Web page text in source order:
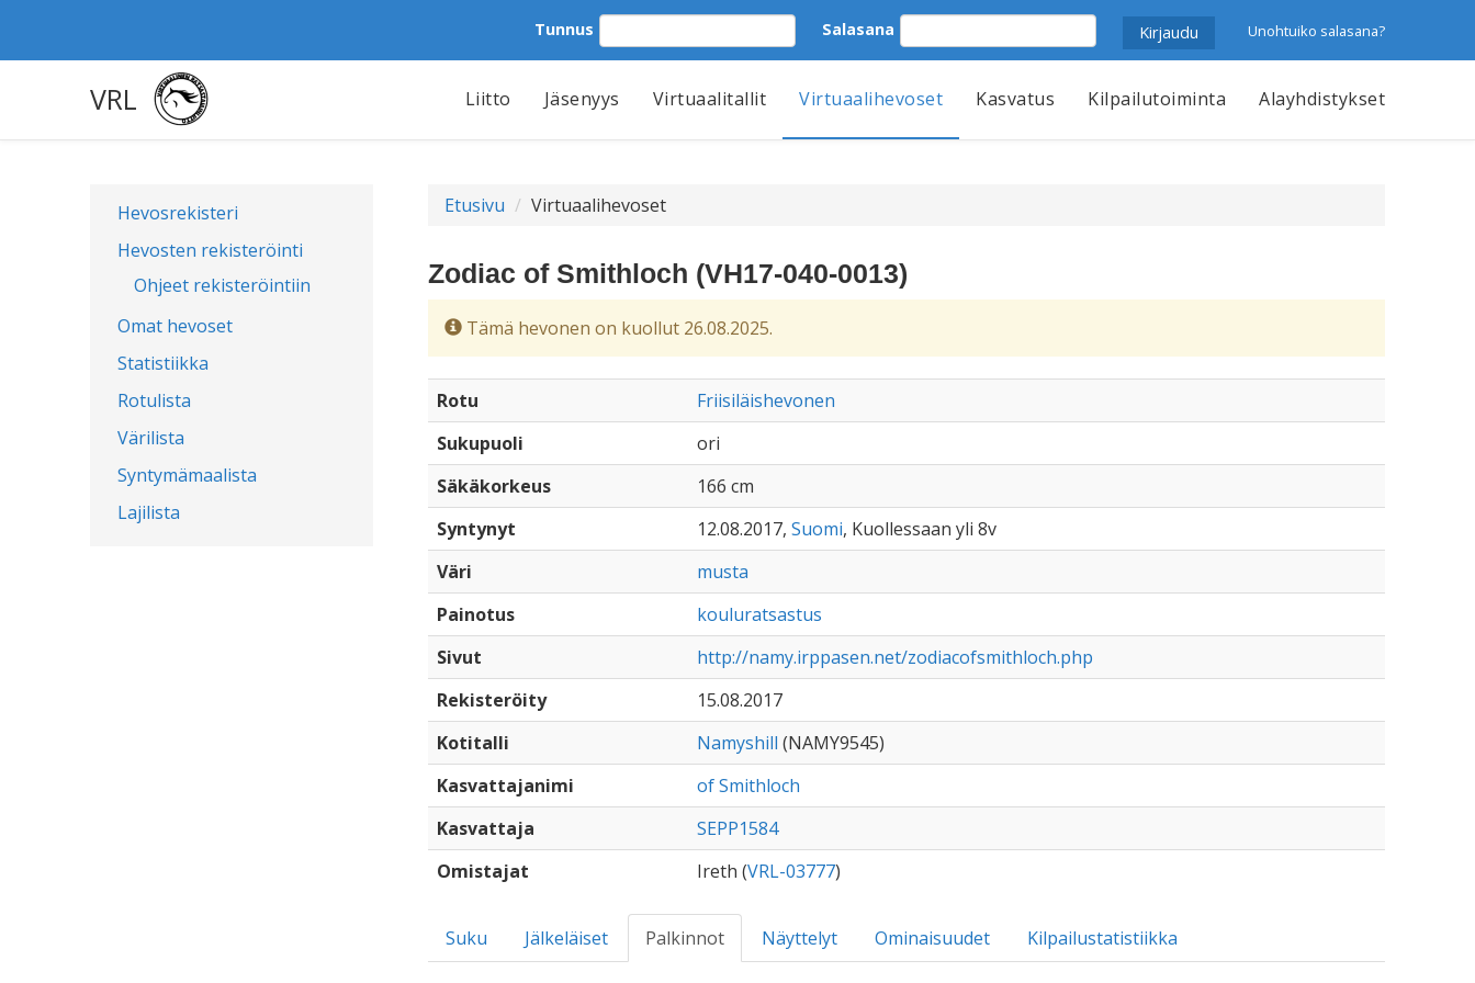
Tunnus Salasana Unohtuiko salasana?
VRL Liitto Jäsenyys Virtuaalitallit Virtuaalihevoset Kasvatus Kilpailutoiminta Alayhdistykset
Hevosrekisteri
Hevosten rekisteröinti
Ohjeet rekisteröintiin
Omat hevoset
Statistiikka
Rotulista
Värilista
Syntymämaalista
Lajilista
Etusivu Virtuaalihevoset
Zodiac of Smithloch (VH17-040-0013)
Tämä hevonen on kuollut 26.08.2025.
Rotu
Friisiläishevonen
Sukupuoli
ori
Säkäkorkeus
166 cm
Syntynyt
12.08.2017, Suomi, Kuollessaan yli 8v
Väri
musta
Painotus
kouluratsastus
Sivut
http://namy.irppasen.net/zodiacofsmithloch.php
Rekisteröity
15.08.2017
Kotitalli
Namyshill (NAMY9545)
Kasvattajanimi
of Smithloch
Kasvattaja
SEPP1584
Omistajat
Ireth (VRL-03777)
Suku Jälkeläiset Palkinnot Näyttelyt Ominaisuudet Kilpailustatistiikka